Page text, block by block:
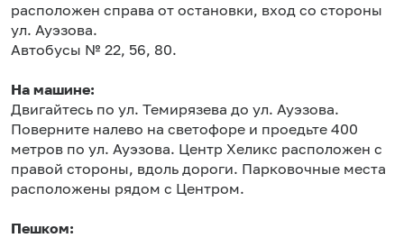
расположен справа от остановки, вход со стороны
ул. Ауэзова.
Автобусы № 22, 56, 80.
На машине:
Двигайтесь по ул. Темирязева до ул. Ауэзова.
Поверните налево на светофоре и проедьте 400
метров по ул. Ауэзова. Центр Хеликс расположен с
правой стороны, вдоль дороги. Парковочные места
расположены рядом с Центром.
Пешком: